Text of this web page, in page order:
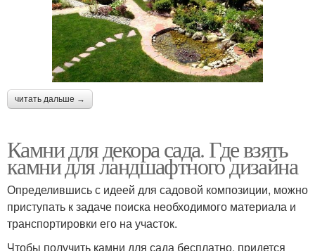
читать дальше →
Камни для декора сада. Где взять
камни для ландшафтного дизайна
Определившись с идеей для садовой композиции, можно
приступать к задаче поиска необходимого материала и
транспортировки его на участок.
Чтобы получить камни для сада бесплатно, придется